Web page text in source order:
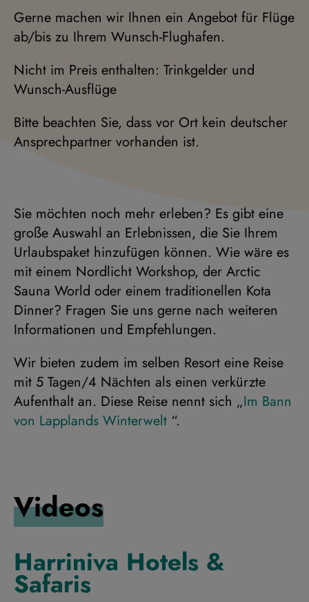
Gerne machen wir Ihnen ein Angebot für Flüge
ab/bis zu Ihrem Wunsch-Flughafen.
Nicht im Preis enthalten: Trinkgelder und
Wunsch-Ausflüge
Bitte beachten Sie, dass vor Ort kein deutscher
Ansprechpartner vorhanden ist.
Sie möchten noch mehr erleben? Es gibt eine
große Auswahl an Erlebnissen, die Sie Ihrem
Urlaubspaket hinzufügen können. Wie wäre es
mit einem Nordlicht Workshop, der Arctic
Sauna World oder einem traditionellen Kota
Dinner? Fragen Sie uns gerne nach weiteren
Informationen und Empfehlungen.
Wir bieten zudem im selben Resort eine Reise
mit 5 Tagen/4 Nächten als einen verkürzte
Aufenthalt an. Diese Reise nennt sich „Im Bann
von Lapplands Winterwelt “.
Videos
Harriniva Hotels &
Safaris